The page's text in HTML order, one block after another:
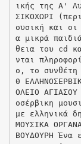
ικής της Α'
ΣΙΚΟΧΩΡΙ
ουσική και οι
α μικρά
θεια του cd
νται
ο, το συνθέτη
0
ΟΛΕΙΟ
οσέρβικη
με ελληνικά
ΜΟΥΣΙΚΑ
ΒΟΥΔΟΥΡΗ Ένα